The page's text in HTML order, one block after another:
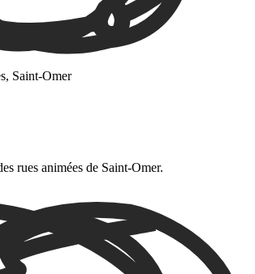
Saint-Omer
rues animées de Saint-Omer.